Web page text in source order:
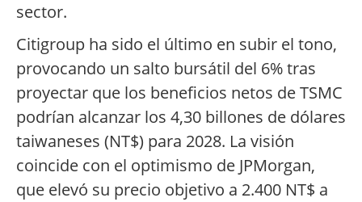
sector.
Citigroup ha sido el último en subir el tono,
provocando un salto bursátil del 6% tras
proyectar que los beneficios netos de TSMC
podrían alcanzar los 4,30 billones de dólares
taiwaneses (NT$) para 2028. La visión
coincide con el optimismo de JPMorgan,
que elevó su precio objetivo a 2.400 NT$ a